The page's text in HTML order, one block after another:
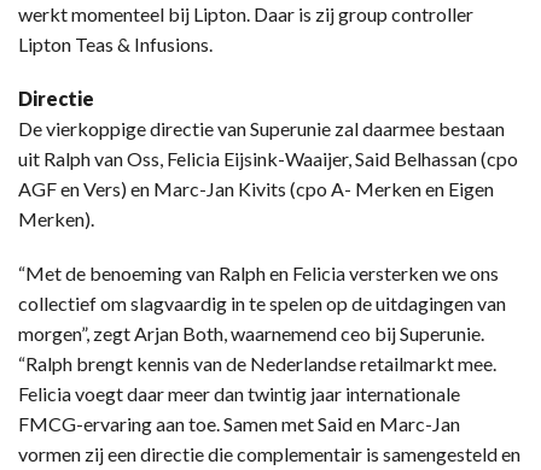
werkt momenteel bij Lipton. Daar is zij group controller
Lipton Teas & Infusions.
Directie
De vierkoppige directie van Superunie zal daarmee bestaan
uit Ralph van Oss, Felicia Eijsink-Waaijer, Said Belhassan (cpo
AGF en Vers) en Marc-Jan Kivits (cpo A- Merken en Eigen
Merken).
“Met de benoeming van Ralph en Felicia versterken we ons
collectief om slagvaardig in te spelen op de uitdagingen van
morgen”, zegt Arjan Both, waarnemend ceo bij Superunie.
“Ralph brengt kennis van de Nederlandse retailmarkt mee.
Felicia voegt daar meer dan twintig jaar internationale
FMCG-ervaring aan toe. Samen met Said en Marc-Jan
vormen zij een directie die complementair is samengesteld en